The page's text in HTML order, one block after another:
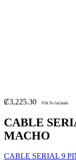
₡3,225.30 IVA No Incluido
CABLE
MACHO
CABLE SERIAL 9